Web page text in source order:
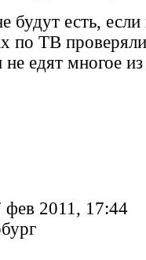
есть, если
по ТВ
едят многое
фев 2011, 17:44